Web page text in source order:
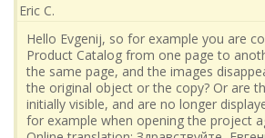
Eric C.
Hello Evgenij, so for example you are
Product Catalog from one page to
the same page, and the images
the original object or the copy? Or are
initially visible, and are no longer
for example when opening the project